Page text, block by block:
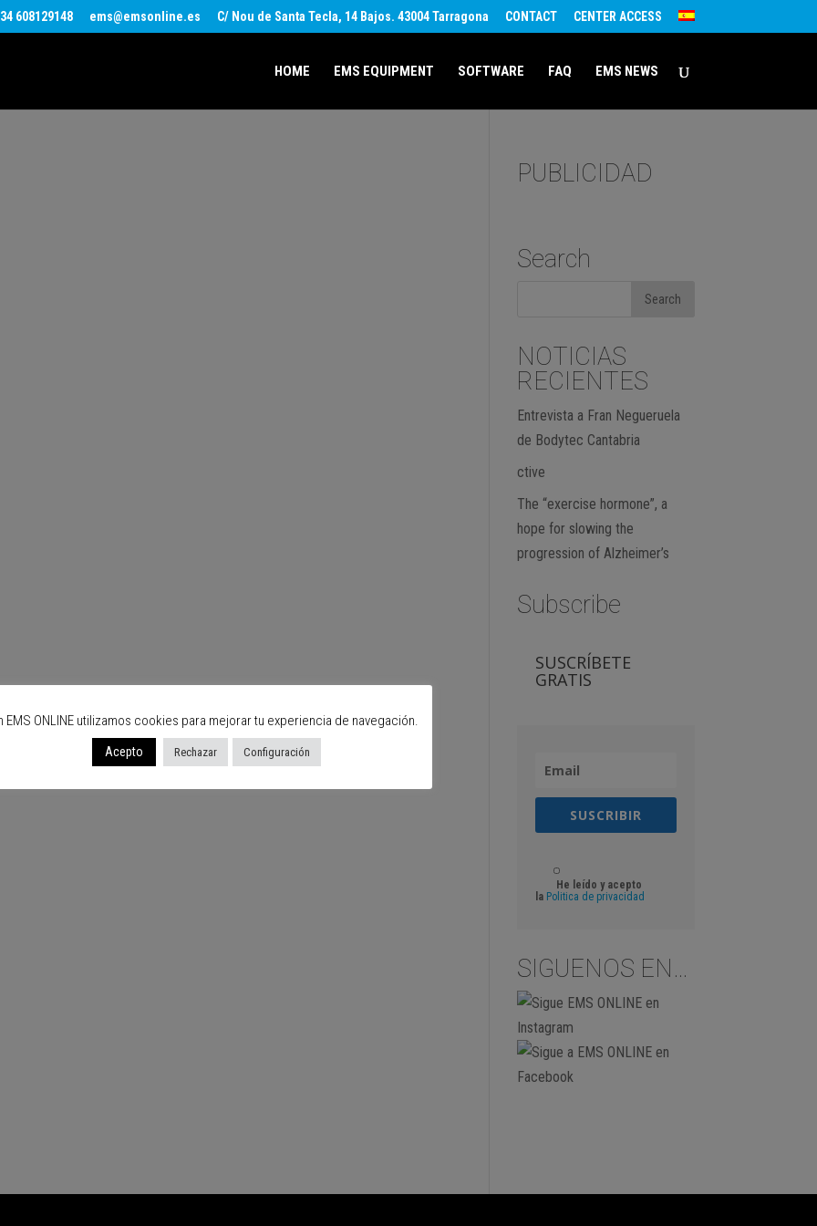
608129148 ems@emsonline.es C/ Nou de Santa Tecla, 14 Bajos. 43004 Tarragona CONTACT CENTER ACCESS
HOME EMS EQUIPMENT SOFTWARE FAQ EMS NEWS
PUBLICIDAD
Search
NOTICIAS
RECIENTES
Entrevista a Fran Negueruela
de Bodytec Cantabria
ctive
The “exercise hormone”, a
hope for slowing the
progression of Alzheimer’s
Subscribe
SUSCRÍBETE
GRATIS
SUSCRIBIR
He leído y acepto
la Politica de privacidad
SIGUENOS EN…
EMS ONLINE utilizamos cookies para mejorar tu experiencia de navegación.
Acepto Rechazar Configuración